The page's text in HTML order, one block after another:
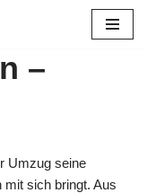
–
Umzug seine
mit sich bringt. Aus